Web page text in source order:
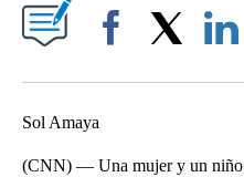
Sol Amaya
(CNN) — Una mujer y un niño